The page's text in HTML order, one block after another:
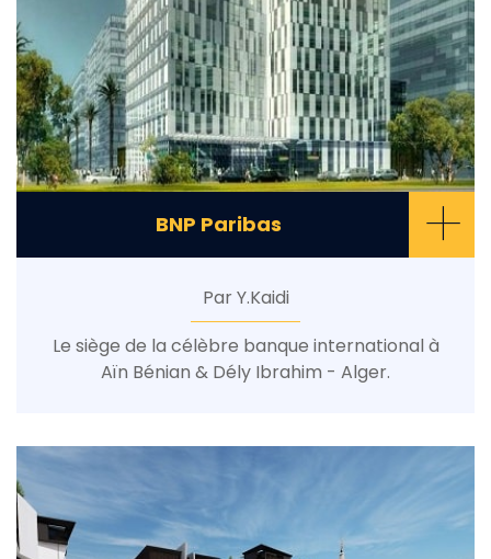
BNP Paribas +
Par Y.Kaidi
Le siège de la célèbre banque international à
Aïn Bénian & Dély Ibrahim - Alger.